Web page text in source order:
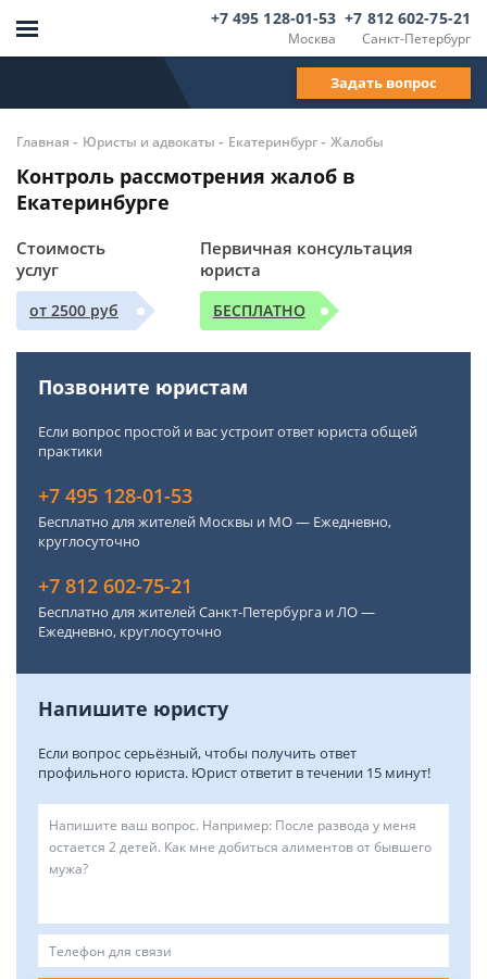
Москва
+7 495 128-01-53
Санкт-Петербург
+7 812 602-75-21
Задать вопрос
Главная - Юристы и адвокаты - Екатеринбург- Жалобы
Контроль рассмотрения жалоб в
Екатеринбурге
Стоимость
услуг
от 2500 руб
Первичная консультация
юриста
БЕСПЛАТНО
Позвоните юристам
Если вопрос простой и вас устроит ответ юриста общей
практики
+7 495 128-01-53
Бесплатно для жителей Москвы и МО — Ежедневно,
круглосуточно
+7 812 602-75-21
Бесплатно для жителей Санкт-Петербурга и ЛО —
Ежедневно, круглосуточно
Напишите юристу
Если вопрос серьёзный, чтобы получить ответ
профильного юриста. Юрист ответит в течении 15 минут!